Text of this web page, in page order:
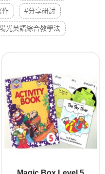
作 #分享研討
光英語綜合教學法